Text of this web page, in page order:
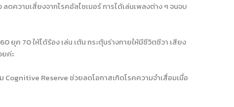
วามเสี่ยงจากโรคอัลไซเมอร์ การได้เล่นเพลงต่าง ๆ จนจบ
ค 70 ให้ได้ร้อง เล่น เต้น กระตุ้นร่างกายให้มีชีวิตชีวา เสียง
ค่ะ
Reserve ช่วยลดโอกาสเกิดโรคความจำเสื่อมเมื่อ